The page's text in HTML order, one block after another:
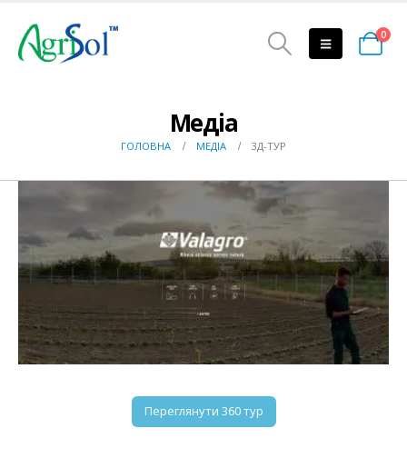
0
Медіа
ГОЛОВНА МЕДІА 3Д-ТУР
Переглянути 360 тур